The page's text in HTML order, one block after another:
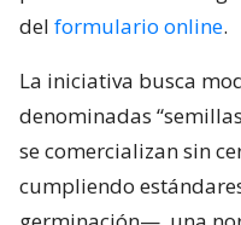
del formulario online.
La iniciativa busca
denominadas
se comercializan sin
cumpliendo